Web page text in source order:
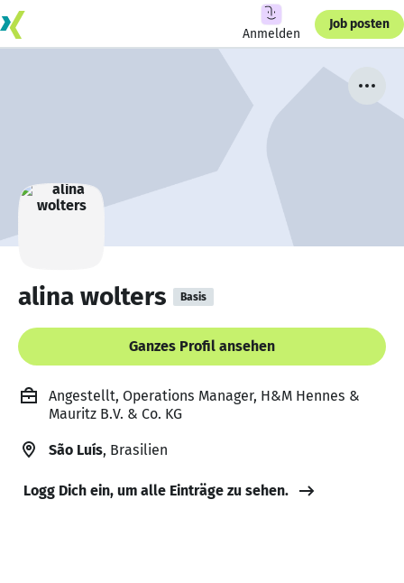
Anmelden
Job posten
alina wolters Basis
Ganzes Profil ansehen
Angestellt, Operations Manager, H&M Hennes &
Mauritz B.V. & Co. KG
São Luís, Brasilien
Logg Dich ein, um alle Einträge zu sehen.